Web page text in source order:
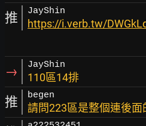
推 JayShin
https://i.verb.tw/
→ JayShin
110區14排
推 begen
請問223區是整個連後面